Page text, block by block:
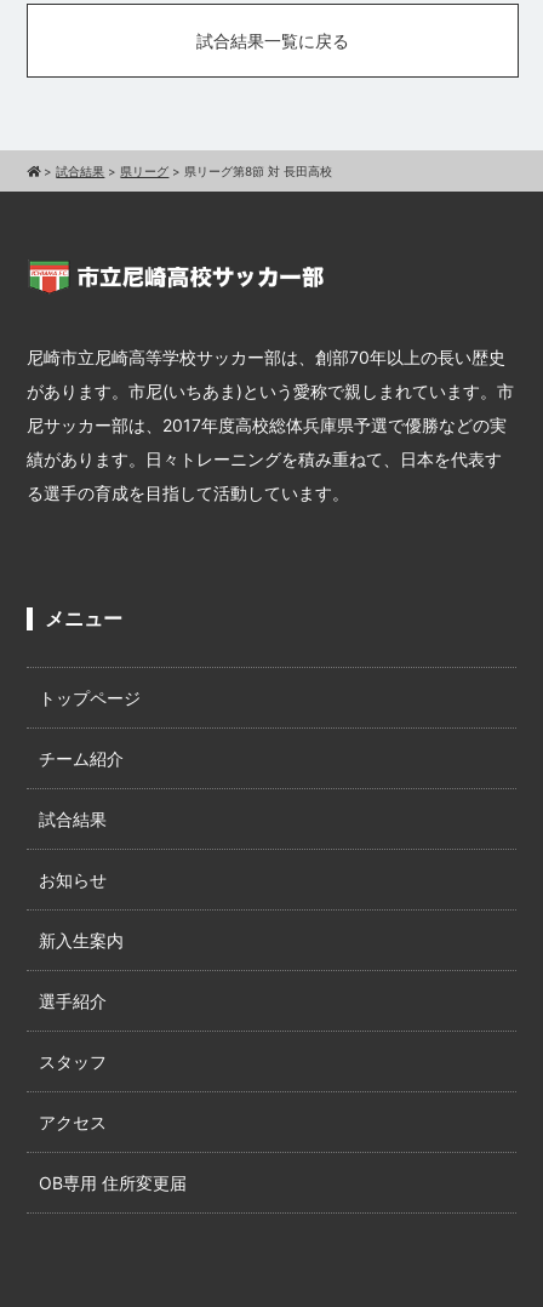
試合結果一覧に戻る
>試合結果 > 県リーグ > 県リーグ第8節 対 長田高校
尼崎市立尼崎高等学校サッカー部は、創部70年以上の長い歴史
があります。市尼(いちあま)という愛称で親しまれています。市
尼サッカー部は、2017年度高校総体兵庫県予選で優勝などの実
績があります。日々トレーニングを積み重ねて、日本を代表す
る選手の育成を目指して活動しています。
メニュー
トップページ
チーム紹介
試合結果
お知らせ
新入生案内
選手紹介
スタッフ
アクセス
OB専用 住所変更届